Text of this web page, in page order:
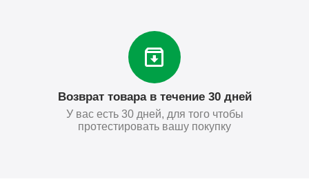
Возврат товара в течение 30 дней
У вас есть 30 дней, для того чтобы
протестировать вашу покупку